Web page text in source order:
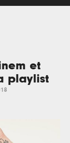
et
playlist